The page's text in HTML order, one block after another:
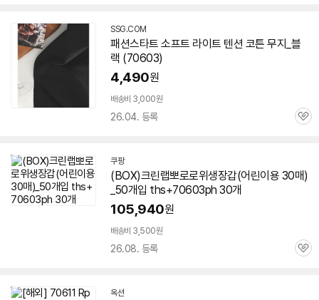
SSG.COM
패션스타트 소프트 라이트 텐션 코튼 무지_블
랙 (70603)
4,490원
배송비 3,000원
26.04. 등록
관
쿠팡
(BOX)크린랩뽀로로위생장갑(어린이용 30매)
_50개입 ths+70603ph 30개
105,940원
배송비 3,500원
26.08. 등록
관
옥션